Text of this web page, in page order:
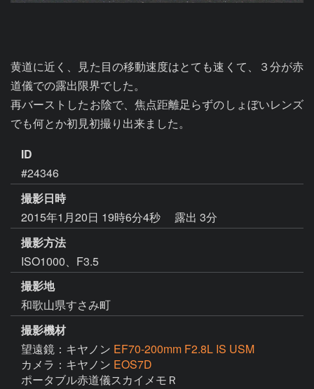
黄道に近く、見た目の移動速度はとても速くて、３分が赤
道儀での露出限界でした。
再バーストしたお陰で、焦点距離足らずのしょぼいレンズ
でも何とか初見初撮り出来ました。
ID
#24346
撮影日時
2015年1月20日 19時6分4秒
露出 3分
撮影方法
ISO1000、F3.5
撮影地
和歌山県すさみ町
撮影機材
望遠鏡：キヤノン EF70-200mm F2.8L IS USM
カメラ：キヤノン EOS7D
ポータブル赤道儀スカイメモＲ